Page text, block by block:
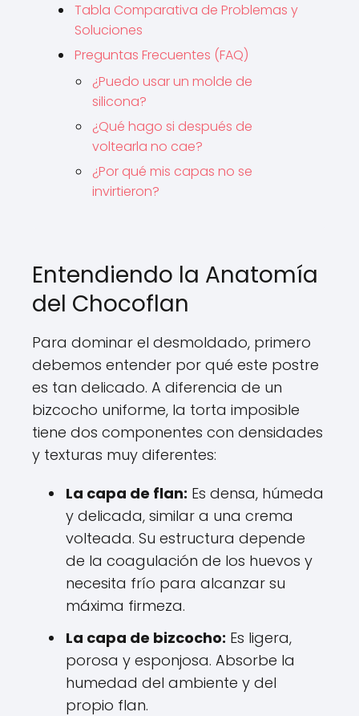
Tabla Comparativa de Problemas y
Soluciones
Preguntas Frecuentes (FAQ)
¿Puedo usar un molde de
silicona?
¿Qué hago si después de
voltearla no cae?
¿Por qué mis capas no se
invirtieron?
Entendiendo la Anatomía
del Chocoflan
Para dominar el desmoldado, primero
debemos entender por qué este postre
es tan delicado. A diferencia de un
bizcocho uniforme, la torta imposible
tiene dos componentes con densidades
y texturas muy diferentes:
La capa de flan: Es densa, húmeda
y delicada, similar a una crema
volteada. Su estructura depende
de la coagulación de los huevos y
necesita frío para alcanzar su
máxima firmeza.
La capa de bizcocho: Es ligera,
porosa y esponjosa. Absorbe la
humedad del ambiente y del
propio flan.